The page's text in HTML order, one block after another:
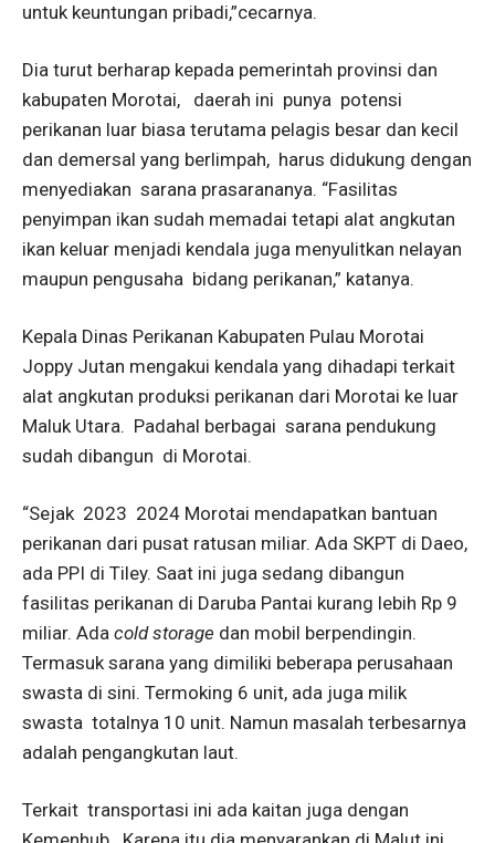
untuk keuntungan pribadi,”cecarnya.
Dia turut berharap kepada pemerintah provinsi dan
kabupaten Morotai, daerah ini punya potensi
perikanan luar biasa terutama pelagis besar dan kecil
dan demersal yang berlimpah, harus didukung dengan
menyediakan sarana prasarananya. “Fasilitas
penyimpan ikan sudah memadai tetapi alat angkutan
ikan keluar menjadi kendala juga menyulitkan nelayan
maupun pengusaha bidang perikanan,” katanya.
Kepala Dinas Perikanan Kabupaten Pulau Morotai
Joppy Jutan mengakui kendala yang dihadapi terkait
alat angkutan produksi perikanan dari Morotai ke luar
Maluk Utara. Padahal berbagai sarana pendukung
sudah dibangun di Morotai.
“Sejak 2023 2024 Morotai mendapatkan bantuan
perikanan dari pusat ratusan miliar. Ada SKPT di Daeo,
ada PPI di Tiley. Saat ini juga sedang dibangun
fasilitas perikanan di Daruba Pantai kurang lebih Rp 9
miliar. Ada cold storage dan mobil berpendingin.
Termasuk sarana yang dimiliki beberapa perusahaan
swasta di sini. Termoking 6 unit, ada juga milik
swasta totalnya 10 unit. Namun masalah terbesarnya
adalah pengangkutan laut.
Terkait transportasi ini ada kaitan juga dengan